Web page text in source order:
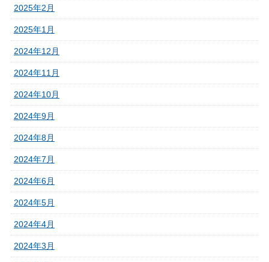
2025年2月
2025年1月
2024年12月
2024年11月
2024年10月
2024年9月
2024年8月
2024年7月
2024年6月
2024年5月
2024年4月
2024年3月